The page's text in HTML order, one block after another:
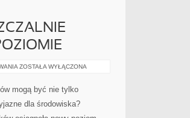
REWOLUCJA
OCZYSZCZALNIE
ŚCIEKÓW
NOWOCZESNYM
ZOSTAŁA WYŁĄCZONA
mogą być nie tylko
dla środowiska?